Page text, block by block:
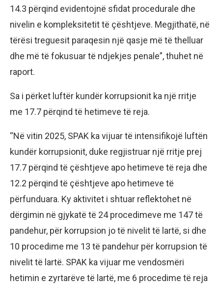
14.3 përqind evidentojnë sfidat procedurale dhe
nivelin e kompleksitetit të çështjeve. Megjithatë, në
tërësi treguesit paraqesin një qasje më të thelluar
dhe më të fokusuar të ndjekjes penale”, thuhet në
raport.
Sa i përket luftër kundër korrupsionit ka një rritje
me 17.7 përqind të hetimeve të reja.
“Në vitin 2025, SPAK ka vijuar të intensifikojë luftën
kundër korrupsionit, duke regjistruar një rritje prej
17.7 përqind të çështjeve apo hetimeve të reja dhe
12.2 përqind të çështjeve apo hetimeve të
përfunduara. Ky aktivitet i shtuar reflektohet në
dërgimin në gjykatë të 24 procedimeve me 147 të
pandehur, për korrupsion jo të nivelit të lartë, si dhe
10 procedime me 13 të pandehur për korrupsion të
nivelit të lartë. SPAK ka vijuar me vendosmëri
hetimin e zyrtarëve të lartë, me 6 procedime të reja